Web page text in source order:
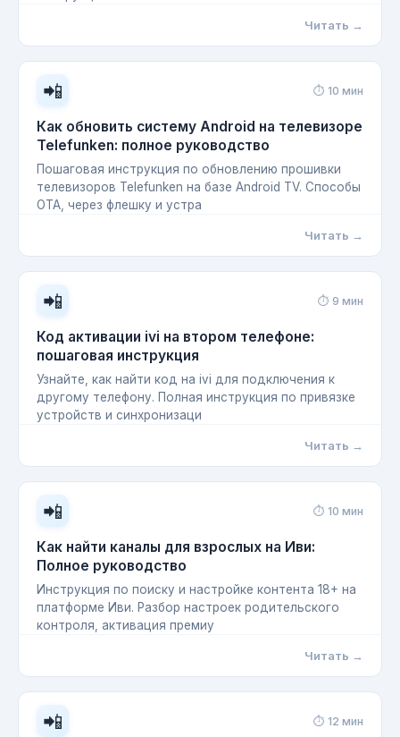
Читать →
📲 ⏱ 10 мин
Как обновить систему Android на телевизоре
Telefunken: полное руководство
Пошаговая инструкция по обновлению прошивки
телевизоров Telefunken на базе Android TV. Способы
OTA, через флешку и устра
Читать →
📲 ⏱ 9 мин
Код активации ivi на втором телефоне:
пошаговая инструкция
Узнайте, как найти код на ivi для подключения к
другому телефону. Полная инструкция по привязке
устройств и синхронизаци
Читать →
📲 ⏱ 10 мин
Как найти каналы для взрослых на Иви:
Полное руководство
Инструкция по поиску и настройке контента 18+ на
платформе Иви. Разбор настроек родительского
контроля, активация премиу
Читать →
📲 ⏱ 12 мин